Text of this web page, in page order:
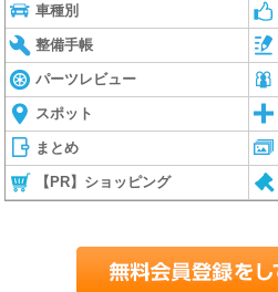
車種別
整備手帳
パーツレビュー
スポット
まとめ
【PR】ショッピング